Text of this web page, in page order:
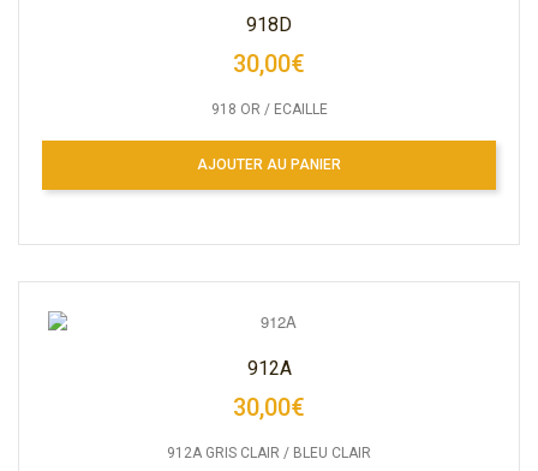
918D
30,00€
918 OR / ECAILLE
AJOUTER AU PANIER
912A
30,00€
912A GRIS CLAIR / BLEU CLAIR